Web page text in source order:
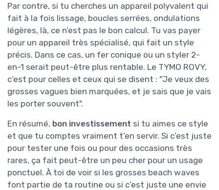
Par contre, si tu cherches un appareil polyvalent qui
fait à la fois lissage, boucles serrées, ondulations
légères, là, ce n’est pas le bon calcul. Tu vas payer
pour un appareil très spécialisé, qui fait un style
précis. Dans ce cas, un fer conique ou un styler 2-
en-1 serait peut-être plus rentable. Le TYMO ROVY,
c’est pour celles et ceux qui se disent : "Je veux des
grosses vagues bien marquées, et je sais que je vais
les porter souvent".
En résumé, bon investissement si tu aimes ce style
et que tu comptes vraiment t’en servir. Si c’est juste
pour tester une fois ou pour des occasions très
rares, ça fait peut-être un peu cher pour un usage
ponctuel. À toi de voir si les grosses beach waves
font partie de ta routine ou si c’est juste une envie